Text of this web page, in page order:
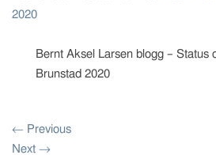
2020
Bernt Aksel Larsen blogg – Status
Brunstad 2020
← Previous
Next →